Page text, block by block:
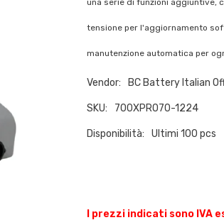
una serie di funzioni aggiuntive,
tensione per l'aggiornamento
manutenzione automatica per
Vendor: BC Battery Italian
SKU: 700XPRO70-1224
Disponibilità: Ultimi 100 pcs
I prezzi indicati sono IVA